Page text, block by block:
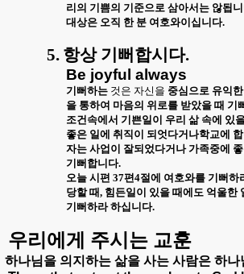
리의 기쁨의 기준으로 삼아서는 않됩
대상은 오직 한 분 여호와이십니다.
5. 항상 기뻐합시다.
Be joyful always
기뻐하는 것은 자신을 중심으로 유익
을 통하여 마음의 위로를 받았을 때 기
조건속에서 기쁜일이 우리 삶 속에 있
좋은 일에 취직이 되엇다거나학교에
자는 사업이 잘되었다거나 가족중에
기뻐합니다.
오늘 시편 37편4절에 여호와를 기뻐하
당할 때, 힘든일이 있을 때에도 억울한
기뻐하라 하십니다.
우리에게 주시는 교훈
하나님을 의지하는 삶을 사는 사람은 하